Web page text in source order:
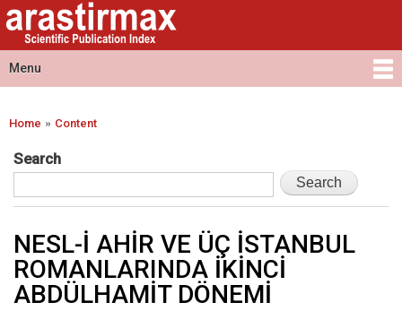
Skip to
main
content
Arastirmax
- Scientific
Publication
Index
Arastirmax
Scientific
Publication
Index
Menu
Main menu
You are here
Home » Content
Search
NESL-İ AHİR VE ÜÇ İSTANBUL
ROMANLARINDA İKİNCİ
ABDÜLHAMİT DÖNEMİ